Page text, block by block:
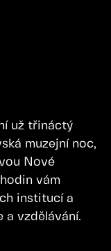
už třináctý
muzejní noc,
Nové
vám
institucí a
a vzdělávání.